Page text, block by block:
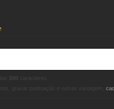
500
gravar pontuação e outras vantagem,